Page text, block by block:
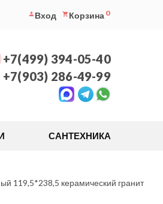
Вход Корзина 0
+7(499) 394-05-40
+7(903) 286-49-99
САНТЕХНИКА
119,5*238,5 керамический гранит